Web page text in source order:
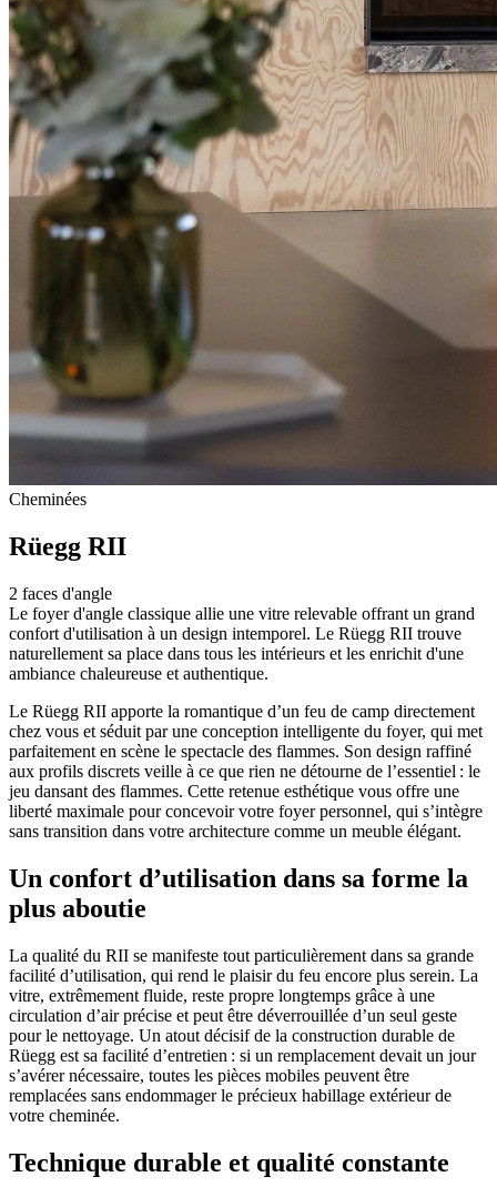
Cheminées
Rüegg RII
2 faces d'angle
Le foyer d'angle classique allie une vitre relevable offrant un grand
confort d'utilisation à un design intemporel. Le Rüegg RII trouve
naturellement sa place dans tous les intérieurs et les enrichit d'une
ambiance chaleureuse et authentique.
Le Rüegg RII apporte la romantique d’un feu de camp directement
chez vous et séduit par une conception intelligente du foyer, qui met
parfaitement en scène le spectacle des flammes. Son design raffiné
aux profils discrets veille à ce que rien ne détourne de l’essentiel : le
jeu dansant des flammes. Cette retenue esthétique vous offre une
liberté maximale pour concevoir votre foyer personnel, qui s’intègre
sans transition dans votre architecture comme un meuble élégant.
Un confort d’utilisation dans sa forme la
plus aboutie
La qualité du RII se manifeste tout particulièrement dans sa grande
facilité d’utilisation, qui rend le plaisir du feu encore plus serein. La
vitre, extrêmement fluide, reste propre longtemps grâce à une
circulation d’air précise et peut être déverrouillée d’un seul geste
pour le nettoyage. Un atout décisif de la construction durable de
Rüegg est sa facilité d’entretien : si un remplacement devait un jour
s’avérer nécessaire, toutes les pièces mobiles peuvent être
remplacées sans endommager le précieux habillage extérieur de
votre cheminée.
Technique durable et qualité constante